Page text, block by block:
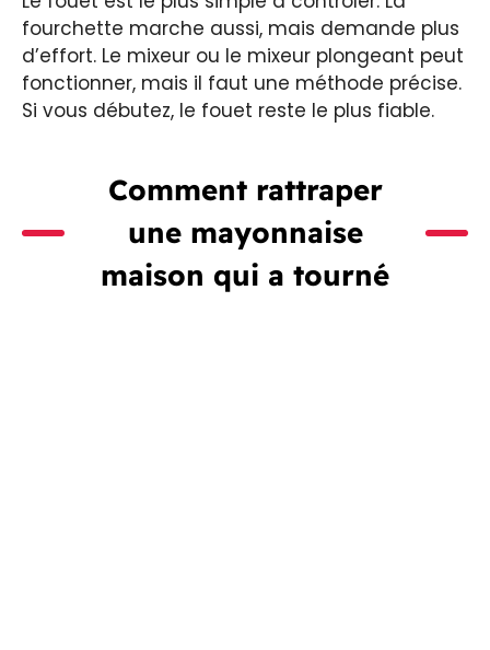
fourchette marche aussi, mais demande plus
d’effort. Le mixeur ou le mixeur plongeant peut
fonctionner, mais il faut une méthode précise.
Si vous débutez, le fouet reste le plus fiable.
Comment rattraper
une mayonnaise
maison qui a tourné